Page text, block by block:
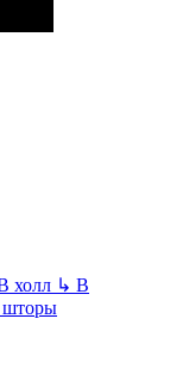
холл ↳ В
шторы